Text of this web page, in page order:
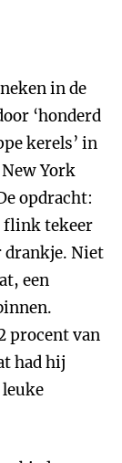
in de
‘honderd
kerels’ in
York
opdracht:
flink tekeer
drankje. Niet
een
procent van
had hij